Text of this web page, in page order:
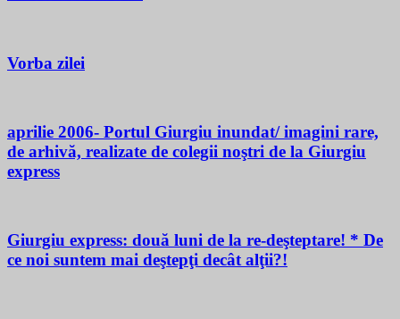
Vorba zilei
aprilie 2006- Portul Giurgiu inundat/ imagini rare,
de arhivă, realizate de colegii noştri de la Giurgiu
express
Giurgiu express: două luni de la re-deşteptare! * De
ce noi suntem mai deştepţi decât alţii?!